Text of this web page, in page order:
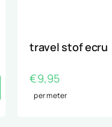
travel stof ecru
€9,95
per meter